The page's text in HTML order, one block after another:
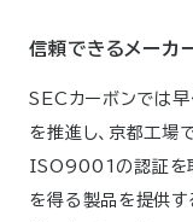
信頼できるメーカ
SECカーボンでは
を推進し、京都工場
ISO9001の認証を
を得る製品を提供す